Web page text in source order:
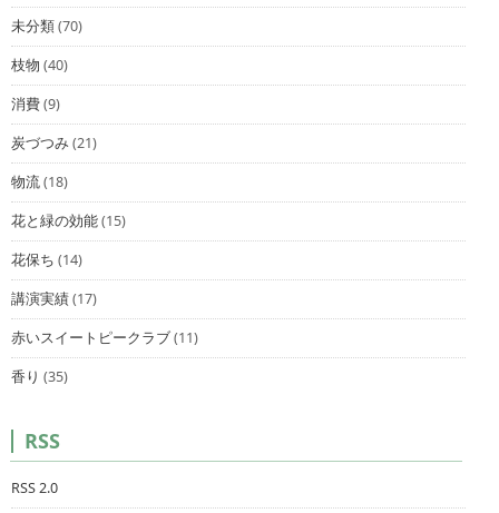
未分類(70)
枝物 (40)
消費(9)
炭づつみ(21)
物流(18)
花と緑の効能(15)
花保ち (14)
講演実績(17)
赤いスイートピークラブ(11)
香り (35)
RSS
RSS 2.0